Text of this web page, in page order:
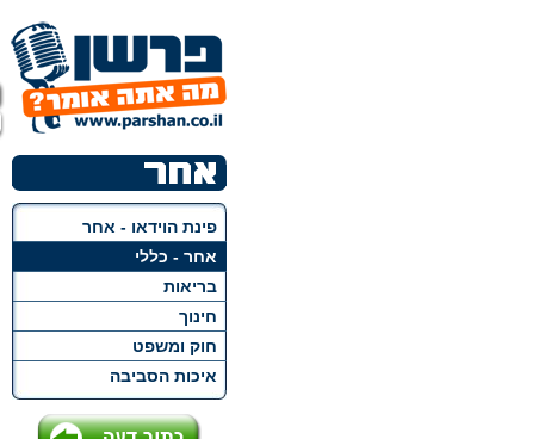
פינת הוידאו - אחר
אחר - כללי
בריאות
חינוך
חוק ומשפט
איכות הסביבה